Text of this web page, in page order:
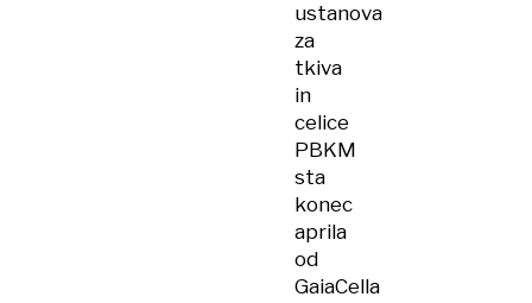
ustanova
za
tkiva
in
celice
PBKM
sta
konec
aprila
od
GaiaCella